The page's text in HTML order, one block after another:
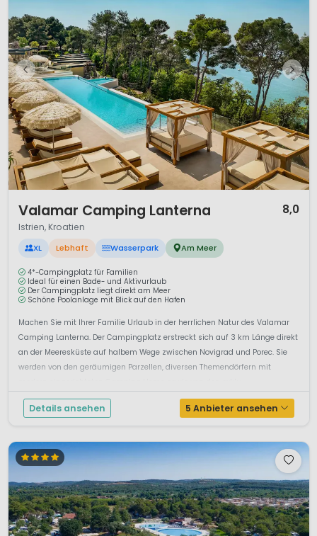
Valamar Camping Lanterna 8,0
Istrien, Kroatien
XL Lebhaft Wasserpark Am Meer
4*-Campingplatz für Familien
Ideal für einen Bade- und Aktivurlaub
Der Campingplatz liegt direkt am Meer
Schöne Poolanlage mit Blick auf den Hafen
Machen Sie mit Ihrer Familie Urlaub in der herrlichen Natur des Valamar
Camping Lanterna. Der Campingplatz erstreckt sich auf 3 km Länge direkt
an der Meeresküste auf halbem Wege zwischen Novigrad und Porec. Sie
werden von den geräumigen Parzellen, diversen Themendörfern mit
Details ansehen 5 Anbieter ansehen